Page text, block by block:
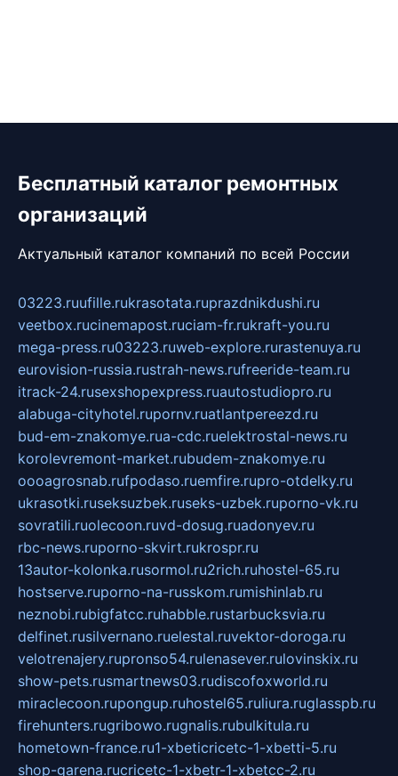
Бесплатный каталог ремонтных
организаций
Актуальный каталог компаний по всей России
03223.ruufille.rukrasotata.ruprazdnikdushi.ru
veetbox.rucinemapost.ruciam-fr.rukraft-you.ru
mega-press.ru03223.ruweb-explore.rurastenuya.ru
eurovision-russia.rustrah-news.rufreeride-team.ru
itrack-24.rusexshopexpress.ruautostudiopro.ru
alabuga-cityhotel.rupornv.ruatlantpereezd.ru
bud-em-znakomye.rua-cdc.ruelektrostal-news.ru
korolevremont-market.rubudem-znakomye.ru
oooagrosnab.rufpodaso.ruemfire.rupro-otdelky.ru
ukrasotki.ruseksuzbek.ruseks-uzbek.ruporno-vk.ru
sovratili.ruolecoon.ruvd-dosug.ruadonyev.ru
rbc-news.ruporno-skvirt.rukrospr.ru
13autor-kolonka.rusormol.ru2rich.ruhostel-65.ru
hostserve.ruporno-na-russkom.rumishinlab.ru
neznobi.rubigfatcc.ruhabble.rustarbucksvia.ru
delfinet.rusilvernano.ruelestal.ruvektor-doroga.ru
velotrenajery.rupronso54.rulenasever.rulovinskix.ru
show-pets.rusmartnews03.rudiscofoxworld.ru
miraclecoon.rupongup.ruhostel65.ruliura.ruglasspb.ru
firehunters.rugribowo.rugnalis.rubulkitula.ru
hometown-france.ru1-xbeticricetc-1-xbetti-5.ru
shop-garena.rucricetc-1-xbetr-1-xbetcc-2.ru